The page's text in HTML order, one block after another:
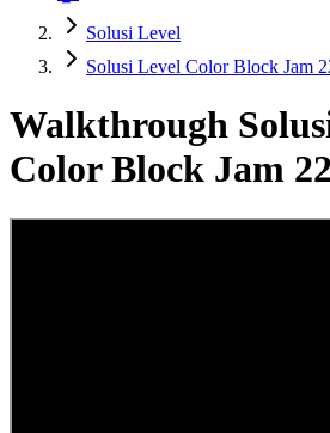
Solusi Level
Solusi Level Color Block Jam
Walkthrough
Color Block Jam